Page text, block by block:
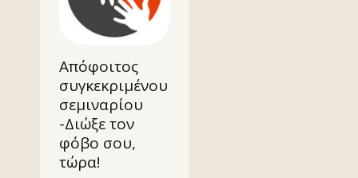
Απόφοιτος
συγκεκριμένου
σεμιναρίου
-Διώξε τον
φόβο σου,
τώρα!